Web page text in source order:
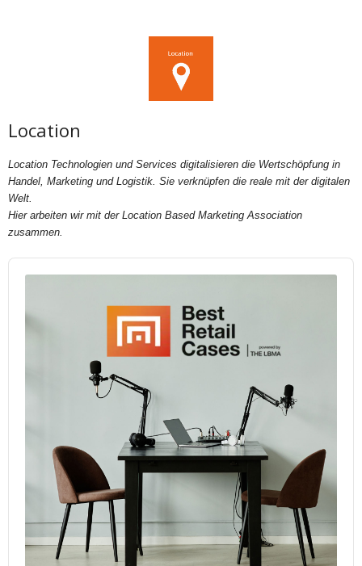
Location
Location Technologien und Services digitalisieren die Wertschöpfung in
Handel, Marketing und Logistik. Sie verknüpfen die reale mit der digitalen
Welt.
Hier arbeiten wir mit der Location Based Marketing Association
zusammen.
Audio
Player